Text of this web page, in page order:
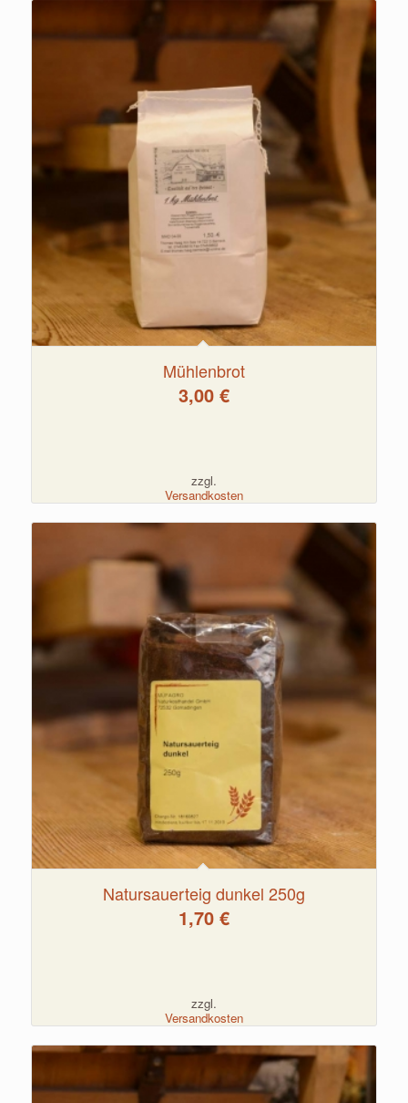
Mühlenbrot
3,00 €
zzgl.
Versandkosten
Natursauerteig dunkel 250g
1,70 €
zzgl.
Versandkosten